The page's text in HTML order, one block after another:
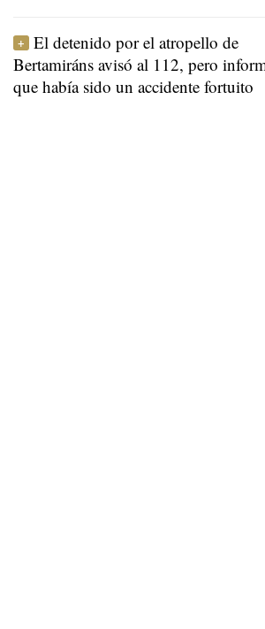
El detenido por el atropello de
Bertamiráns avisó al 112, pero
que había sido un accidente fortuito